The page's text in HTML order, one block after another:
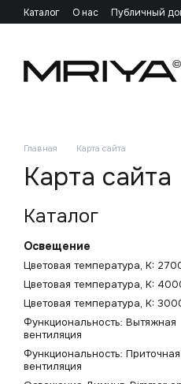
Перейти к основному
Каталог О нас Публичный
Главная Карта сайта
Карта сайта
Каталог
Освещение
Цветовая температура, K:
Цветовая температура, K:
Цветовая температура, K:
Функциональность: Вытяжная
вентиляция
Функциональность: Приточная
вентиляция